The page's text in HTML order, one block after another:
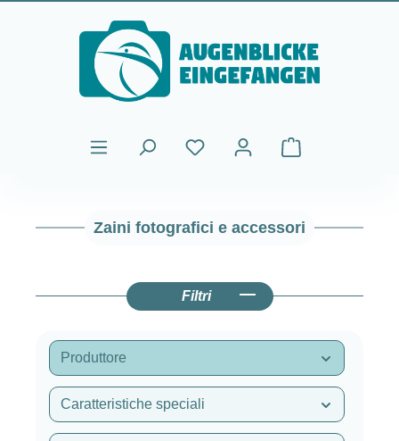
Passa al contenuto principale
Il carrello
Zaini fotografici e accessori
Filtri
Produttore
Caratteristiche speciali